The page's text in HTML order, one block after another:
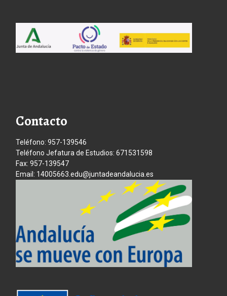
Contacto
Teléfono: 957-139546
Teléfono Jefatura de Estudios: 671531598
Fax: 957-139547
Email: 14005663.edu@juntadeandalucia.es